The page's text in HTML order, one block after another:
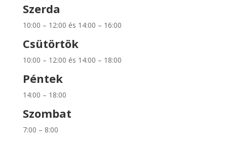
Szerda
10:00 – 12:00 és 14:00 – 16:00
Csütörtök
10:00 – 12:00 és 14:00 – 18:00
Péntek
14:00 – 18:00
Szombat
7:00 – 8:00